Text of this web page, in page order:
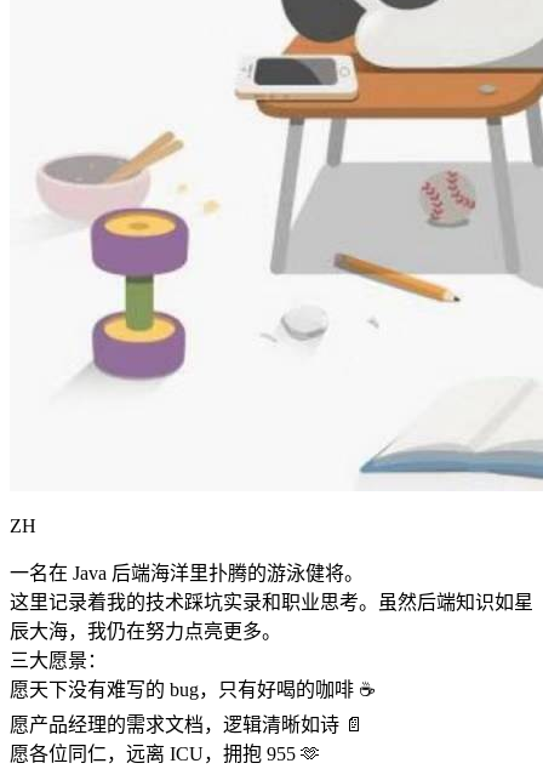
ZH
一名在 Java 后端海洋里扑腾的游泳健将。
这里记录着我的技术踩坑实录和职业思考。虽然后端知识如星
辰大海，我仍在努力点亮更多。
三大愿景：
愿天下没有难写的 bug，只有好喝的咖啡 ☕️
愿产品经理的需求文档，逻辑清晰如诗 📄
愿各位同仁，远离 ICU，拥抱 955 🫶